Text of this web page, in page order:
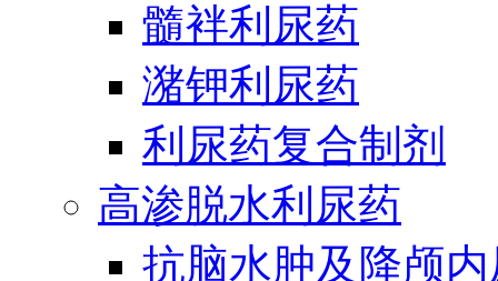
髓袢利尿药
潴钾利尿药
利尿药复合制剂
高渗脱水利尿药
抗脑水肿及降颅